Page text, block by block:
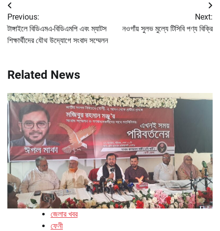
Post
navigation
Previous:
টাঙ্গাইলে বিডিএমএ-বিডিএমপি এবং ম্যাটস
শিক্ষার্থীদের যৌথ উদ্যোগে সংবাদ সম্মেলন
Next:
নওগাঁয় সুলভ মুল্যে টিসিবি পণ্য বিক্রি
Related News
জেলার খবর
ফেনী